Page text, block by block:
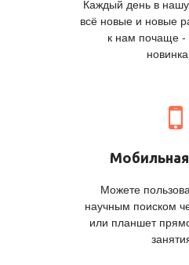
Каждый день в
всё новые и новые
к нам почаще -
Можете
научным поиском
или планшет